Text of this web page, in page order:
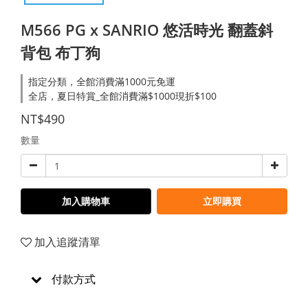
M566 PG x SANRIO 悠活時光 翻蓋斜
背包 布丁狗
指定分類，全館消費滿1000元免運
全店，夏日特賞_全館消費滿$1000現折$100
NT$490
數量
加入購物車 立即購買
加入追蹤清單
付款方式